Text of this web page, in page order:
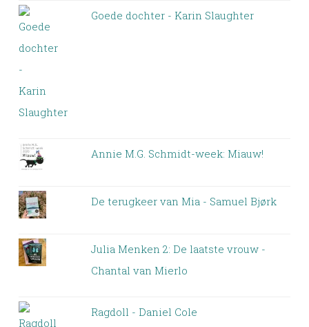
Goede dochter - Karin Slaughter
Annie M.G. Schmidt-week: Miauw!
De terugkeer van Mia - Samuel Bjørk
Julia Menken 2: De laatste vrouw -
Chantal van Mierlo
Ragdoll - Daniel Cole